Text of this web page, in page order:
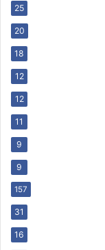
25
20
18
12
12
11
9
9
157
31
16